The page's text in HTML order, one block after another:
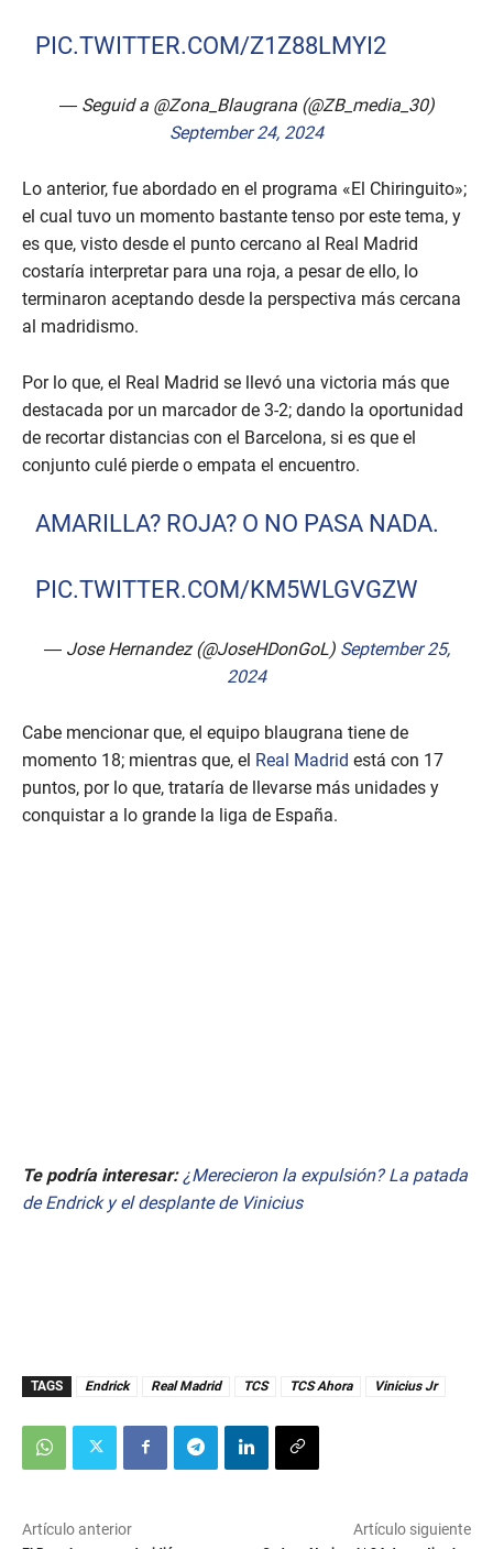
PIC.TWITTER.COM/Z1Z88LMYI2
— Seguid a @Zona_Blaugrana (@ZB_media_30)
September 24, 2024
Lo anterior, fue abordado en el programa «El Chiringuito»;
el cual tuvo un momento bastante tenso por este tema, y
es que, visto desde el punto cercano al Real Madrid
costaría interpretar para una roja, a pesar de ello, lo
terminaron aceptando desde la perspectiva más cercana
al madridismo.
Por lo que, el Real Madrid se llevó una victoria más que
destacada por un marcador de 3-2; dando la oportunidad
de recortar distancias con el Barcelona, si es que el
conjunto culé pierde o empata el encuentro.
AMARILLA? ROJA? O NO PASA NADA.
PIC.TWITTER.COM/KM5WLGVGZW
— Jose Hernandez (@JoseHDonGoL) September 25,
2024
Cabe mencionar que, el equipo blaugrana tiene de
momento 18; mientras que, el Real Madrid está con 17
puntos, por lo que, trataría de llevarse más unidades y
conquistar a lo grande la liga de España.
Te podría interesar:¿Merecieron la expulsión? La patada
de Endrick y el desplante de Vinicius
TAGS Endrick Real Madrid TCS TCS Ahora Vinicius Jr
Artículo anterior Artículo siguiente